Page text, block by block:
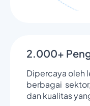
2.000+
Dipercaya oleh
berbagai
dan kualitas